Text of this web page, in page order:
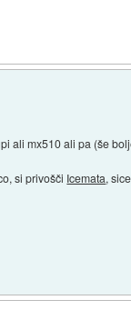
ali mx510 ali pa (še
si privošči Icemata,